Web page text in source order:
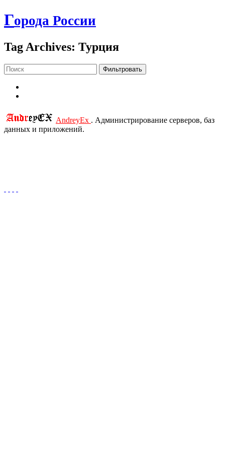
Города России
Tag Archives: Турция
Фильтровать
AndreyEx . Администрирование серверов, баз
данных и приложений.